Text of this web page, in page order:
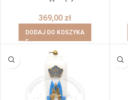
369,00 zł
DODAJ DO KOSZYKA
BRAK